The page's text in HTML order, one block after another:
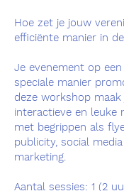
Hoe zet je jouw
efficiënte manier in
Je evenement op
speciale manier
deze workshop maak
interactieve en leuke
met begrippen als
publicity, social
marketing.
Aantal sessies: 1 (2